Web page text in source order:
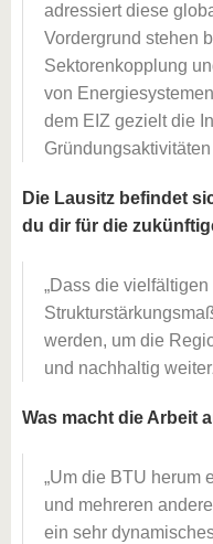
adressiert diese
Vordergrund stehen
Sektorenkopplung
von
dem EIZ gezielt die
Die Lausitz befindet
du dir für die
Dass die
werden, um die
und nachhaltig
Was macht die Arbeit
Um die BTU herum
und mehreren
ein sehr